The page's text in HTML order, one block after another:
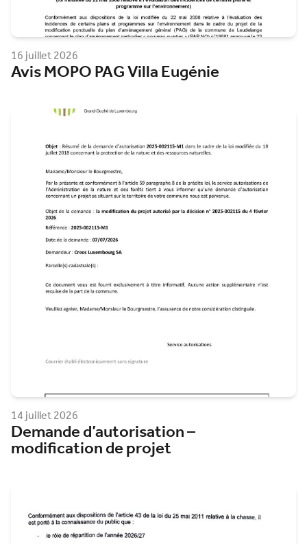
16 juillet 2026
Avis MOPO PAG Villa Eugénie
14 juillet 2026
Demande d’autorisation –
modification de projet